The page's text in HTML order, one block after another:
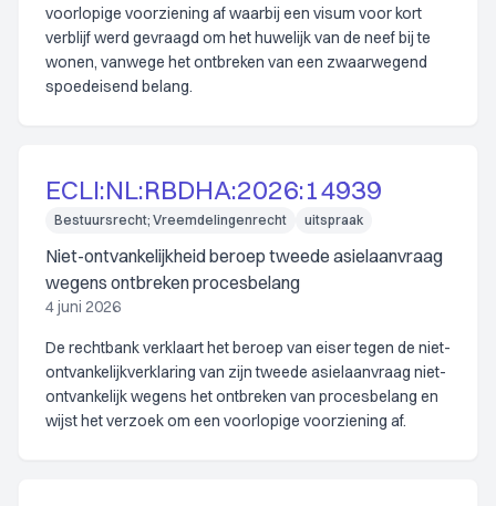
voorlopige voorziening af waarbij een visum voor kort
verblijf werd gevraagd om het huwelijk van de neef bij te
wonen, vanwege het ontbreken van een zwaarwegend
spoedeisend belang.
ECLI:NL:RBDHA:2026:14939
Bestuursrecht; Vreemdelingenrecht uitspraak
Niet-ontvankelijkheid beroep tweede asielaanvraag
wegens ontbreken procesbelang
4 juni 2026
De rechtbank verklaart het beroep van eiser tegen de niet-
ontvankelijkverklaring van zijn tweede asielaanvraag niet-
ontvankelijk wegens het ontbreken van procesbelang en
wijst het verzoek om een voorlopige voorziening af.